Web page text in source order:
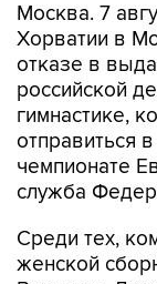
отказе в
российской
гимнастике,
отправиться
чемпионате
служба
Среди тех,
Виктория
также